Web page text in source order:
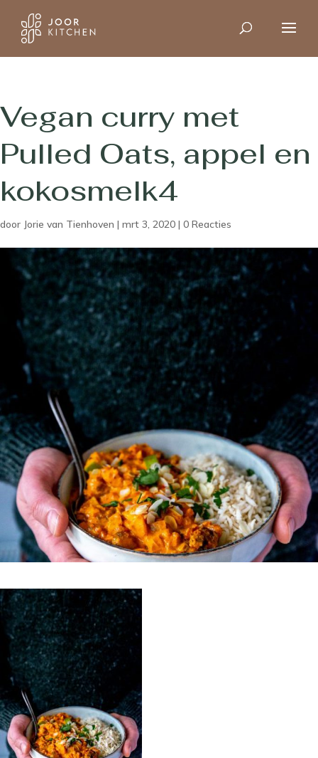
Vegan curry met
Pulled Oats, appel en
kokosmelk4
door Jorie van Tienhoven | mrt 3, 2020 | 0 Reacties